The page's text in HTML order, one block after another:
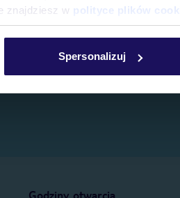
znajdziesz w polityce plików
Spersonalizuj
Godziny otwarcia